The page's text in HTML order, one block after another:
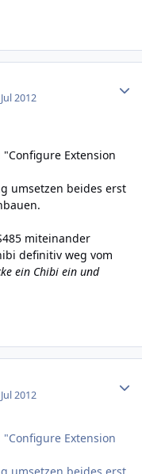
2012
Extension
umsetzen beides erst
miteinander
definitiv weg vom
ein Chibi ein und
2012
Extension